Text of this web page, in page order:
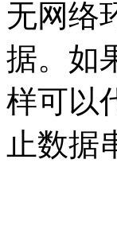
无网络
据。如
样可以
止数据